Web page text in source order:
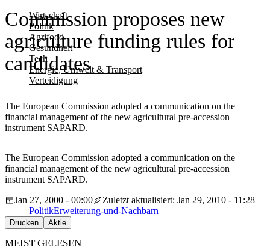
Wirtschaft
Politik
Agrifood
Gesundheit
Tech
Energie, Umwelt & Transport
Verteidigung
Commission proposes new
agriculture funding rules for
candidates
The European Commission adopted a communication on the
financial management of the new agricultural pre-accession
instrument SAPARD.
The European Commission adopted a communication on the
financial management of the new agricultural pre-accession
instrument SAPARD.
Jan 27, 2000 - 00:00
Zuletzt aktualisiert: Jan 29, 2010 - 11:28
PolitikErweiterung-und-Nachbarn
Drucken Aktie
MEIST GELESEN